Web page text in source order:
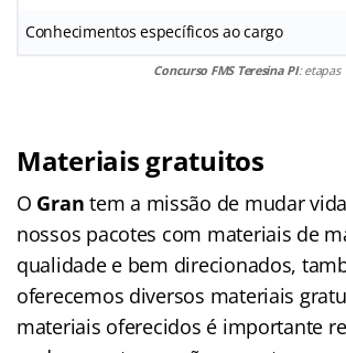
Conhecimentos específicos ao cargo
Concurso FMS Teresina PI: etapas
Materiais gratuitos
O Grantem a missão de mudar
nossos pacotes com materiais de
qualidade e bem direcionados,
oferecemos diversos materiais
materiais oferecidos é importante